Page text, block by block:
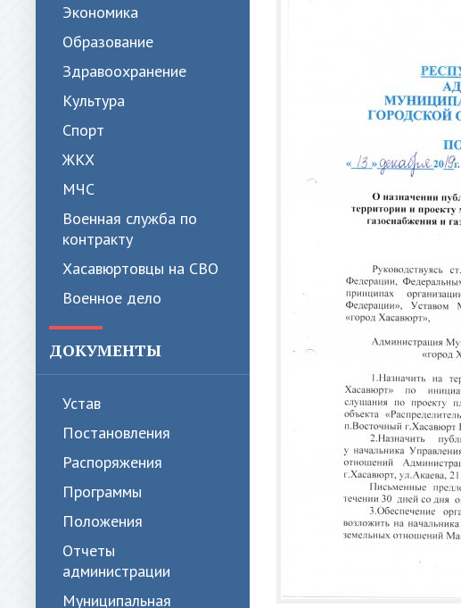
Экономика
Образование
Здравоохранение
Культура
Спорт
ЖКХ
МЧС
Военная служба по
контракту
Хасавюртовцы на СВО
Военное дело
ДОКУМЕНТЫ
Устав
Постановления
Распоряжения
Программы
Положения
Отчеты
администрации
Муниципальная